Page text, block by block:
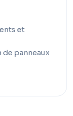
et
panneaux